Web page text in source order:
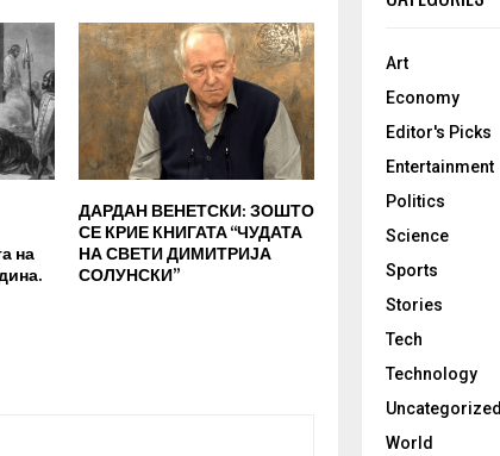
на
ДАРДАН ВЕНЕТСКИ: ЗОШТО
СЕ КРИЕ КНИГАТА “ЧУДАТА
НА СВЕТИ ДИМИТРИЈА
СОЛУНСКИ”
Art
Economy
Editor's Picks
Entertainment
Politics
Science
Sports
Stories
Tech
Technology
Uncategorized
World